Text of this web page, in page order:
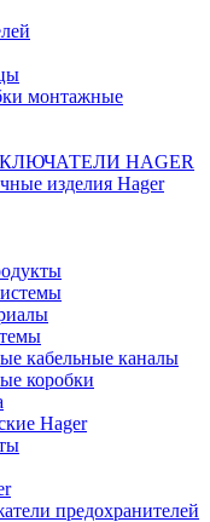
монтажные
HAGER
изделия Hager
кабельные каналы
коробки
Hager
предохранителей